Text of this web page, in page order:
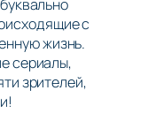
с
жизнь.
сериалы,
зрителей,